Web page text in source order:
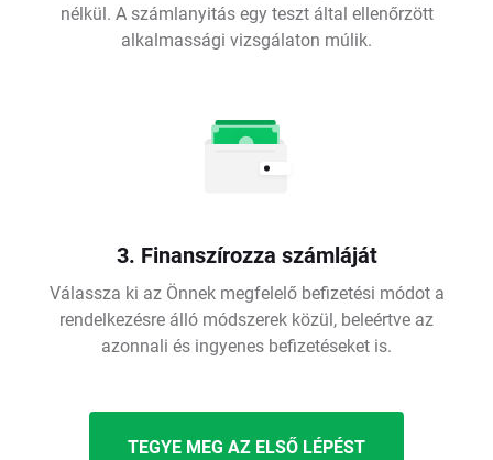
nélkül. A számlanyitás egy teszt által ellenőrzött
alkalmassági vizsgálaton múlik.
3. Finanszírozza számláját
Válassza ki az Önnek megfelelő befizetési módot a
rendelkezésre álló módszerek közül, beleértve az
azonnali és ingyenes befizetéseket is.
TEGYE MEG AZ ELSŐ LÉPÉST